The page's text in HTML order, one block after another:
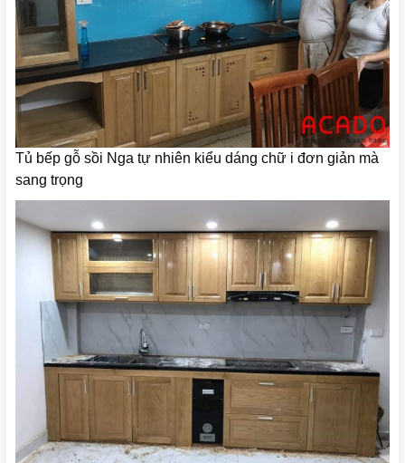
Tủ bếp gỗ sồi Nga tự nhiên kiểu dáng chữ i đơn giản mà
sang trọng